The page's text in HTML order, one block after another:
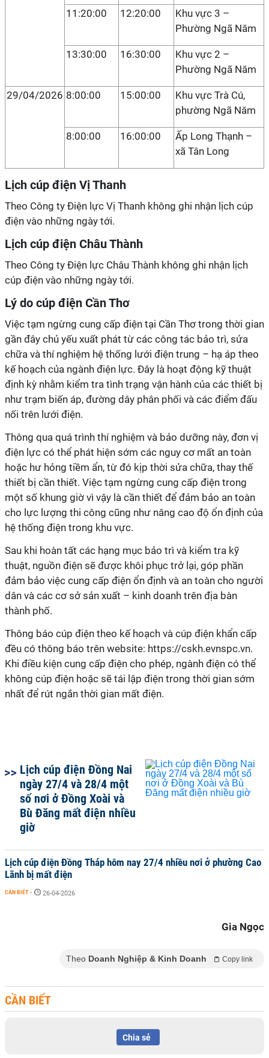
11:20:00 12:20:00
Khu vực 3 –
Phường Ngã Năm
13:30:00 16:30:00
Khu vực 2 –
Phường Ngã Năm
29/04/2026 8:00:00 15:00:00
Khu vực Trà Cú,
phường Ngã Năm
8:00:00 16:00:00
Ấp Long Thạnh –
xã Tân Long
Lịch cúp điện Vị Thanh
Theo Công ty Điện lực Vị Thanh không ghi nhận lịch cúp
điện vào những ngày tới.
Lịch cúp điện Châu Thành
Theo Công ty Điện lực Châu Thành không ghi nhận lịch
cúp điện vào những ngày tới.
Lý do cúp điện Cần Thơ
Việc tạm ngừng cung cấp điện tại Cần Thơ trong thời gian
gần đây chủ yếu xuất phát từ các công tác bảo trì, sửa
chữa và thí nghiệm hệ thống lưới điện trung – hạ áp theo
kế hoạch của ngành điện lực. Đây là hoạt động kỹ thuật
định kỳ nhằm kiểm tra tình trạng vận hành của các thiết bị
như trạm biến áp, đường dây phân phối và các điểm đấu
nối trên lưới điện.
Thông qua quá trình thí nghiệm và bảo dưỡng này, đơn vị
điện lực có thể phát hiện sớm các nguy cơ mất an toàn
hoặc hư hỏng tiềm ẩn, từ đó kịp thời sửa chữa, thay thế
thiết bị cần thiết. Việc tạm ngừng cung cấp điện trong
một số khung giờ vì vậy là cần thiết để đảm bảo an toàn
cho lực lượng thi công cũng như nâng cao độ ổn định của
hệ thống điện trong khu vực.
Sau khi hoàn tất các hạng mục bảo trì và kiểm tra kỹ
thuật, nguồn điện sẽ được khôi phục trở lại, góp phần
đảm bảo việc cung cấp điện ổn định và an toàn cho người
dân và các cơ sở sản xuất – kinh doanh trên địa bàn
thành phố.
Thông báo cúp điện theo kế hoạch và cúp điện khẩn cấp
đều có thông báo trên website: https://cskh.evnspc.vn.
Khi điều kiện cung cấp điện cho phép, ngành điện có thể
không cúp điện hoặc sẽ tái lập điện trong thời gian sớm
nhất để rút ngắn thời gian mất điện.
Lịch cúp điện Đồng Nai
ngày 27/4 và 28/4 một
số nơi ở Đồng Xoài và
Bù Đăng mất điện nhiều
giờ
Lịch cúp điện Đồng Tháp hôm nay 27/4 nhiều nơi ở phường Cao
Lãnh bị mất điện
CẦN BIẾT - 26-04-2026
Gia Ngọc
Theo Doanh Nghiệp & Kinh Doanh Copy link
CẦN BIẾT
Chia sẻ